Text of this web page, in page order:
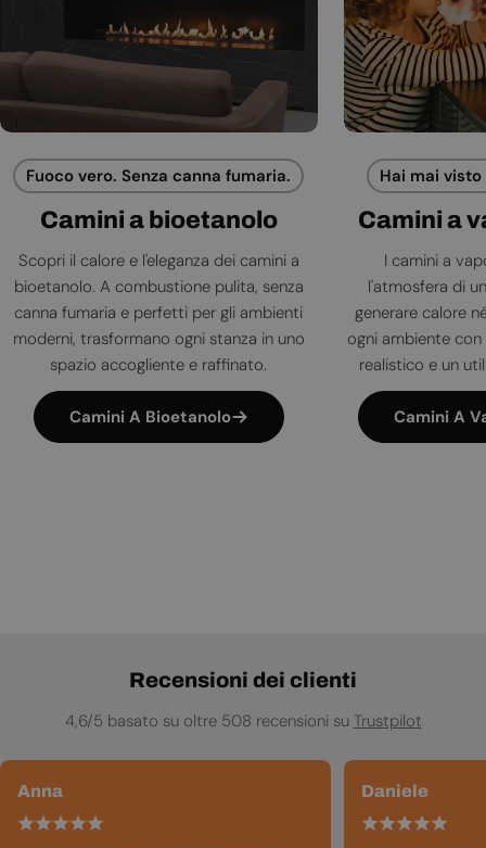
Fuoco vero. Senza canna fumaria.
Camini a bioetanolo
Scopri il calore e l'eleganza dei camini a
bioetanolo. A combustione pulita, senza
canna fumaria e perfetti per gli ambienti
moderni, trasformano ogni stanza in uno
spazio accogliente e raffinato.
Camini A Bioetanolo
Hai mai
Camini a
I camini a
l'atmosfera di
generare calore
ogni ambiente
realistico e un
Camini A
Recensioni dei clienti
4,6/5 basato su oltre 508 recensioni su Trustpilot
Anna Daniele